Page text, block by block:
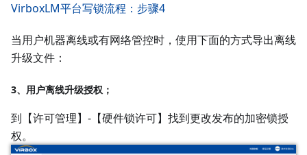
VirboxLM平台写锁流程：步骤4
当用户机器离线或有网络管控时，使用下面的方式导出离线
升级文件：
3、用户离线升级授权；
到【许可管理】-【硬件锁许可】找到更改发布的加密锁授
权。